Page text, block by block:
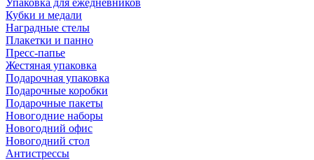
Упаковка для ежедневников
Кубки и медали
Наградные стелы
Плакетки и панно
Пресс-папье
Жестяная упаковка
Подарочная упаковка
Подарочные коробки
Подарочные пакеты
Новогодние наборы
Новогодний офис
Новогодний стол
Антистрессы